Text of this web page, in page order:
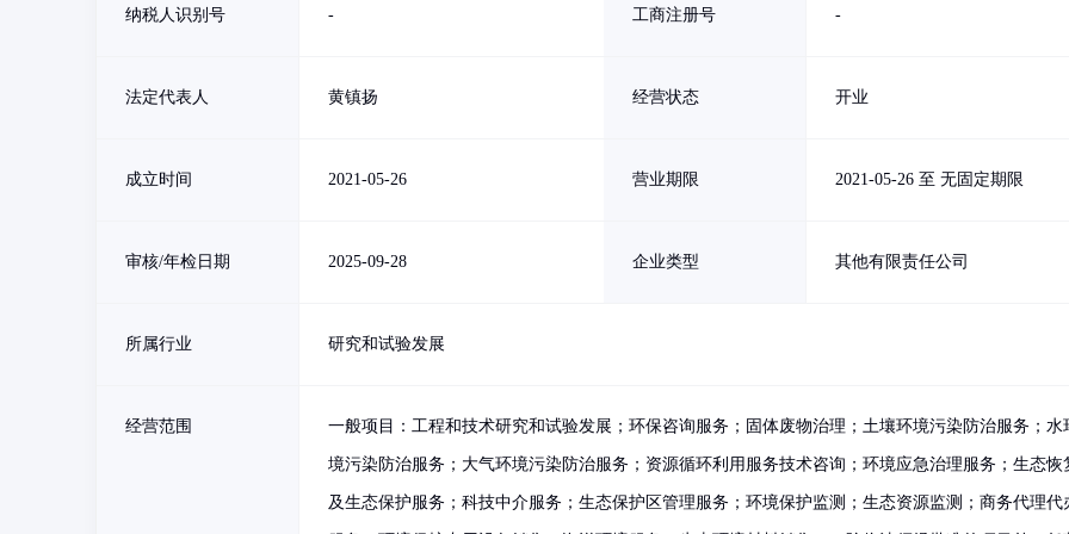
纳税人识别号 - 工商注册号 -
法定代表人 黄镇扬 经营状态 开业
成立时间 2021-05-26 营业期限 2021-05-26 至 无固定期限
审核/年检日期 2025-09-28 企业类型 其他有限责任公司
所属行业 研究和试验发展
经营范围 一般项目：工程和技术研究和试验发展；环保咨询服务；固体废物治理；土壤环境污染防治服务；水
境污染防治服务；大气环境污染防治服务；资源循环利用服务技术咨询；环境应急治理服务；生态恢
及生态保护服务；科技中介服务；生态保护区管理服务；环境保护监测；生态资源监测；商务代理代